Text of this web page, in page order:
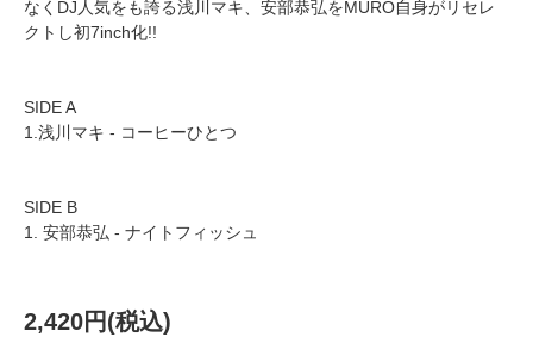
なくDJ人気をも誇る浅川マキ、安部恭弘をMURO自身がリセレ
クトし初7inch化!!
SIDE A
1.浅川マキ - コーヒーひとつ
SIDE B
1. 安部恭弘 - ナイトフィッシュ
2,420円(税込)